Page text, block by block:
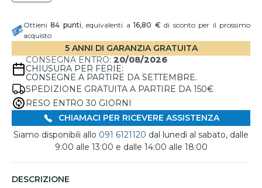
Ottieni84 punti, equivalenti a16,80 €di sconto per il prossimo
acquisto
5 ANNI DI GARANZIA GRATUITA
CONSEGNA ENTRO: 20/08/2026
CHIUSURA PER FERIE:
CONSEGNE A PARTIRE DA SETTEMBRE.
SPEDIZIONE GRATUITA A PARTIRE DA 150€
RESO ENTRO 30 GIORNI
CHIAMACI PER RICEVERE ASSISTENZA
Siamo disponibili allo 091 6121120 dal lunedì al sabato, dalle
9:00 alle 13:00 e dalle 14:00 alle 18:00
DESCRIZIONE